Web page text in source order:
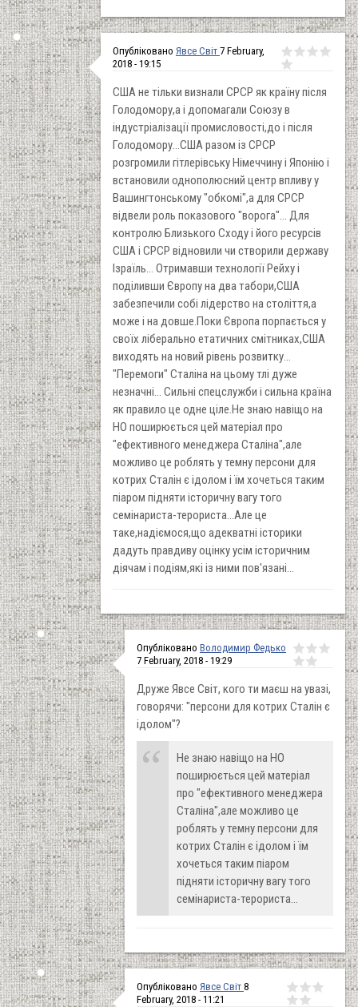
Опубліковано Явсе Світ 7 February,
2018 - 19:15
США не тільки визнали СРСР як країну після
Голодомору,а і допомагали Союзу в
індустріалізації промисловості,до і після
Голодомору...США разом із СРСР
розгромили гітлерівську Німеччину і Японію і
встановили однополюсний центр впливу у
Вашингтонському "обкомі",а для СРСР
відвели роль показового "ворога"... Для
контролю Близького Сходу і його ресурсів
США і СРСР відновили чи створили державу
Ізраїль... Отримавши технології Рейху і
поділивши Європу на два табори,США
забезпечили собі лідерство на століття,а
може і на довше.Поки Європа порпається у
своїх ліберально етатичних смітниках,США
виходять на новий рівень розвитку...
"Перемоги" Сталіна на цьому тлі дуже
незначні... Сильні спецслужби і сильна країна
як правило це одне ціле.Не знаю навіщо на
НО поширюється цей матеріал про
"ефективного менеджера Сталіна",але
можливо це роблять у темну персони для
котрих Сталін є ідолом і їм хочеться таким
піаром підняти історичну вагу того
семінариста-терориста...Але це
таке,надіємося,що адекватні історики
дадуть правдиву оцінку усім історичним
діячам і подіям,які із ними пов'язані...
Опубліковано Володимир Федько
7 February, 2018 - 19:29
Друже Явсе Світ, кого ти маєш на увазі,
говорячи: "персони для котрих Сталін є
ідолом"?
Не знаю навіщо на НО
поширюється цей матеріал
про "ефективного менеджера
Сталіна",але можливо це
роблять у темну персони для
котрих Сталін є ідолом і їм
хочеться таким піаром
підняти історичну вагу того
семінариста-терориста...
Опубліковано Явсе Світ 8
February, 2018 - 11:21